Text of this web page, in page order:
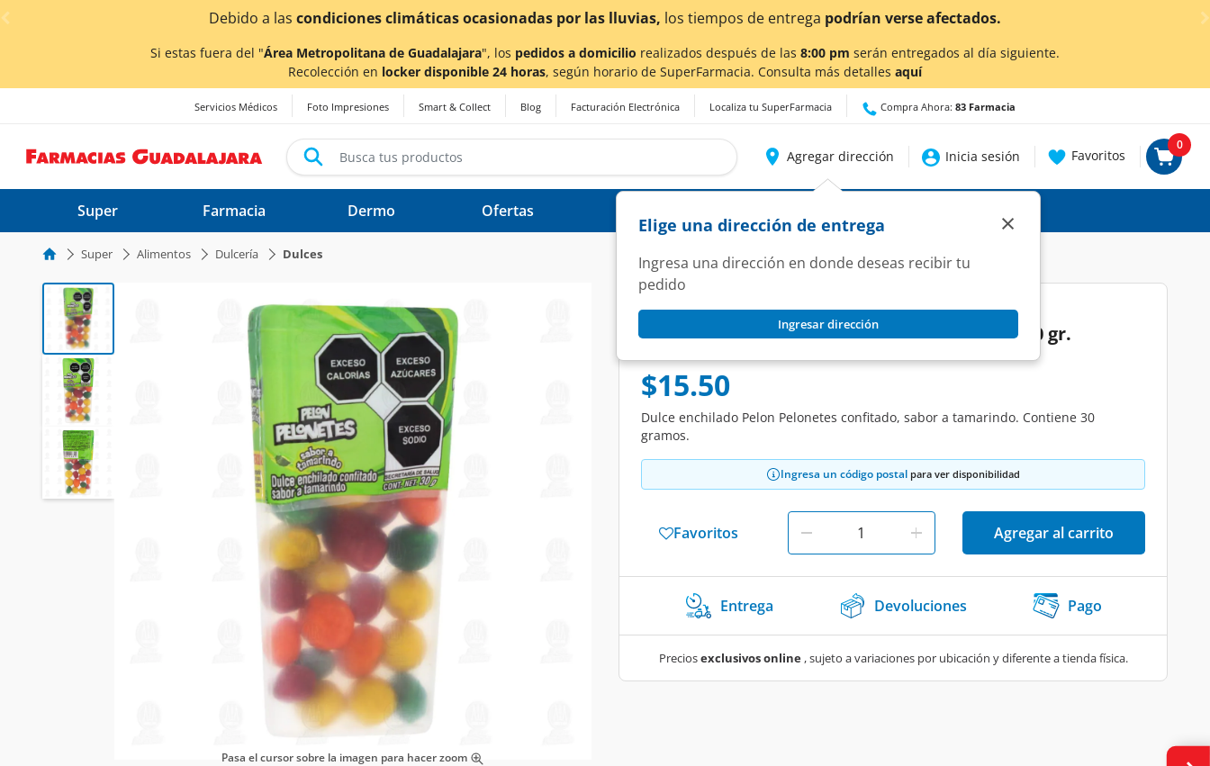
< div class="carousel-inner">
ocasionadas por las lluvias,los tiempos de entregapodrían verse afectados. ¡Ahora
Si estas fuera del "Área Metropolitana de Guadalajara", los pedidos a domicilio realizados después de las 8:00 pm serán entregados al día siguiente.
Recolección en locker disponible 24 horas, según horario de SuperFarmacia. Consulta más detalles aquí
Servicios Médicos Foto Impresiones Smart & Collect Blog Facturación Electrónica Localiza tu SuperFarmacia Compra Ahora: 83 Farmacia
Agregar dirección
Elige una dirección de entrega
Ingresa una dirección en donde deseas recibir tu
pedido
Ingresar dirección
×
Inicia sesión Favoritos
0
Super Farmacia Dermo Ofertas
Super Alimentos Dulcería Dulces
Pasa el cursor sobre la imagen para hacer zoom
PELÓN
Dulce Pelon Pelonetes Sabor a Tamarindo, 30 gr.
$15.50
Dulce enchilado Pelon Pelonetes confitado, sabor a tamarindo. Contiene 30
gramos.
Ingresa un código postal para ver disponibilidad
Favoritos Agregar al carrito
Entrega Devoluciones Pago
Preciosexclusivos online, sujeto a variaciones por ubicación y diferente a tienda física.